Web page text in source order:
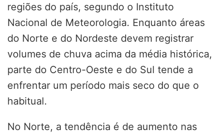
regiões do país, segundo o Instituto
Nacional de Meteorologia. Enquanto áreas
do Norte e do Nordeste devem registrar
volumes de chuva acima da média histórica,
parte do Centro-Oeste e do Sul tende a
enfrentar um período mais seco do que o
habitual.
No Norte, a tendência é de aumento nas